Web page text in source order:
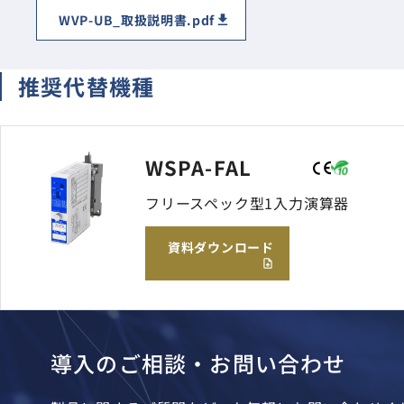
WVP-UB_取扱説明書.pdf
推奨代替機種
WSPA-FAL
フリースペック型1入力演算器
資料ダウンロード
導入のご相談・お問い合わせ